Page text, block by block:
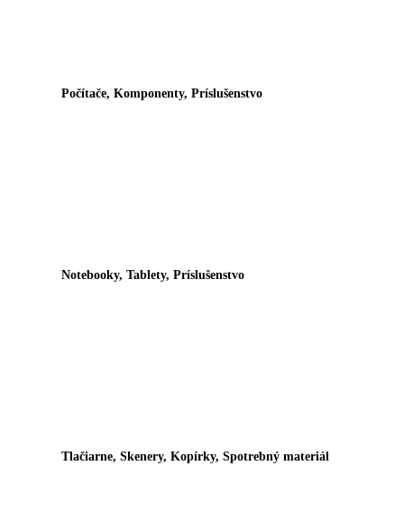
Počítače, Komponenty, Príslušenstvo
Notebooky, Tablety, Príslušenstvo
Tlačiarne, Skenery, Kopírky, Spotrebný materiál